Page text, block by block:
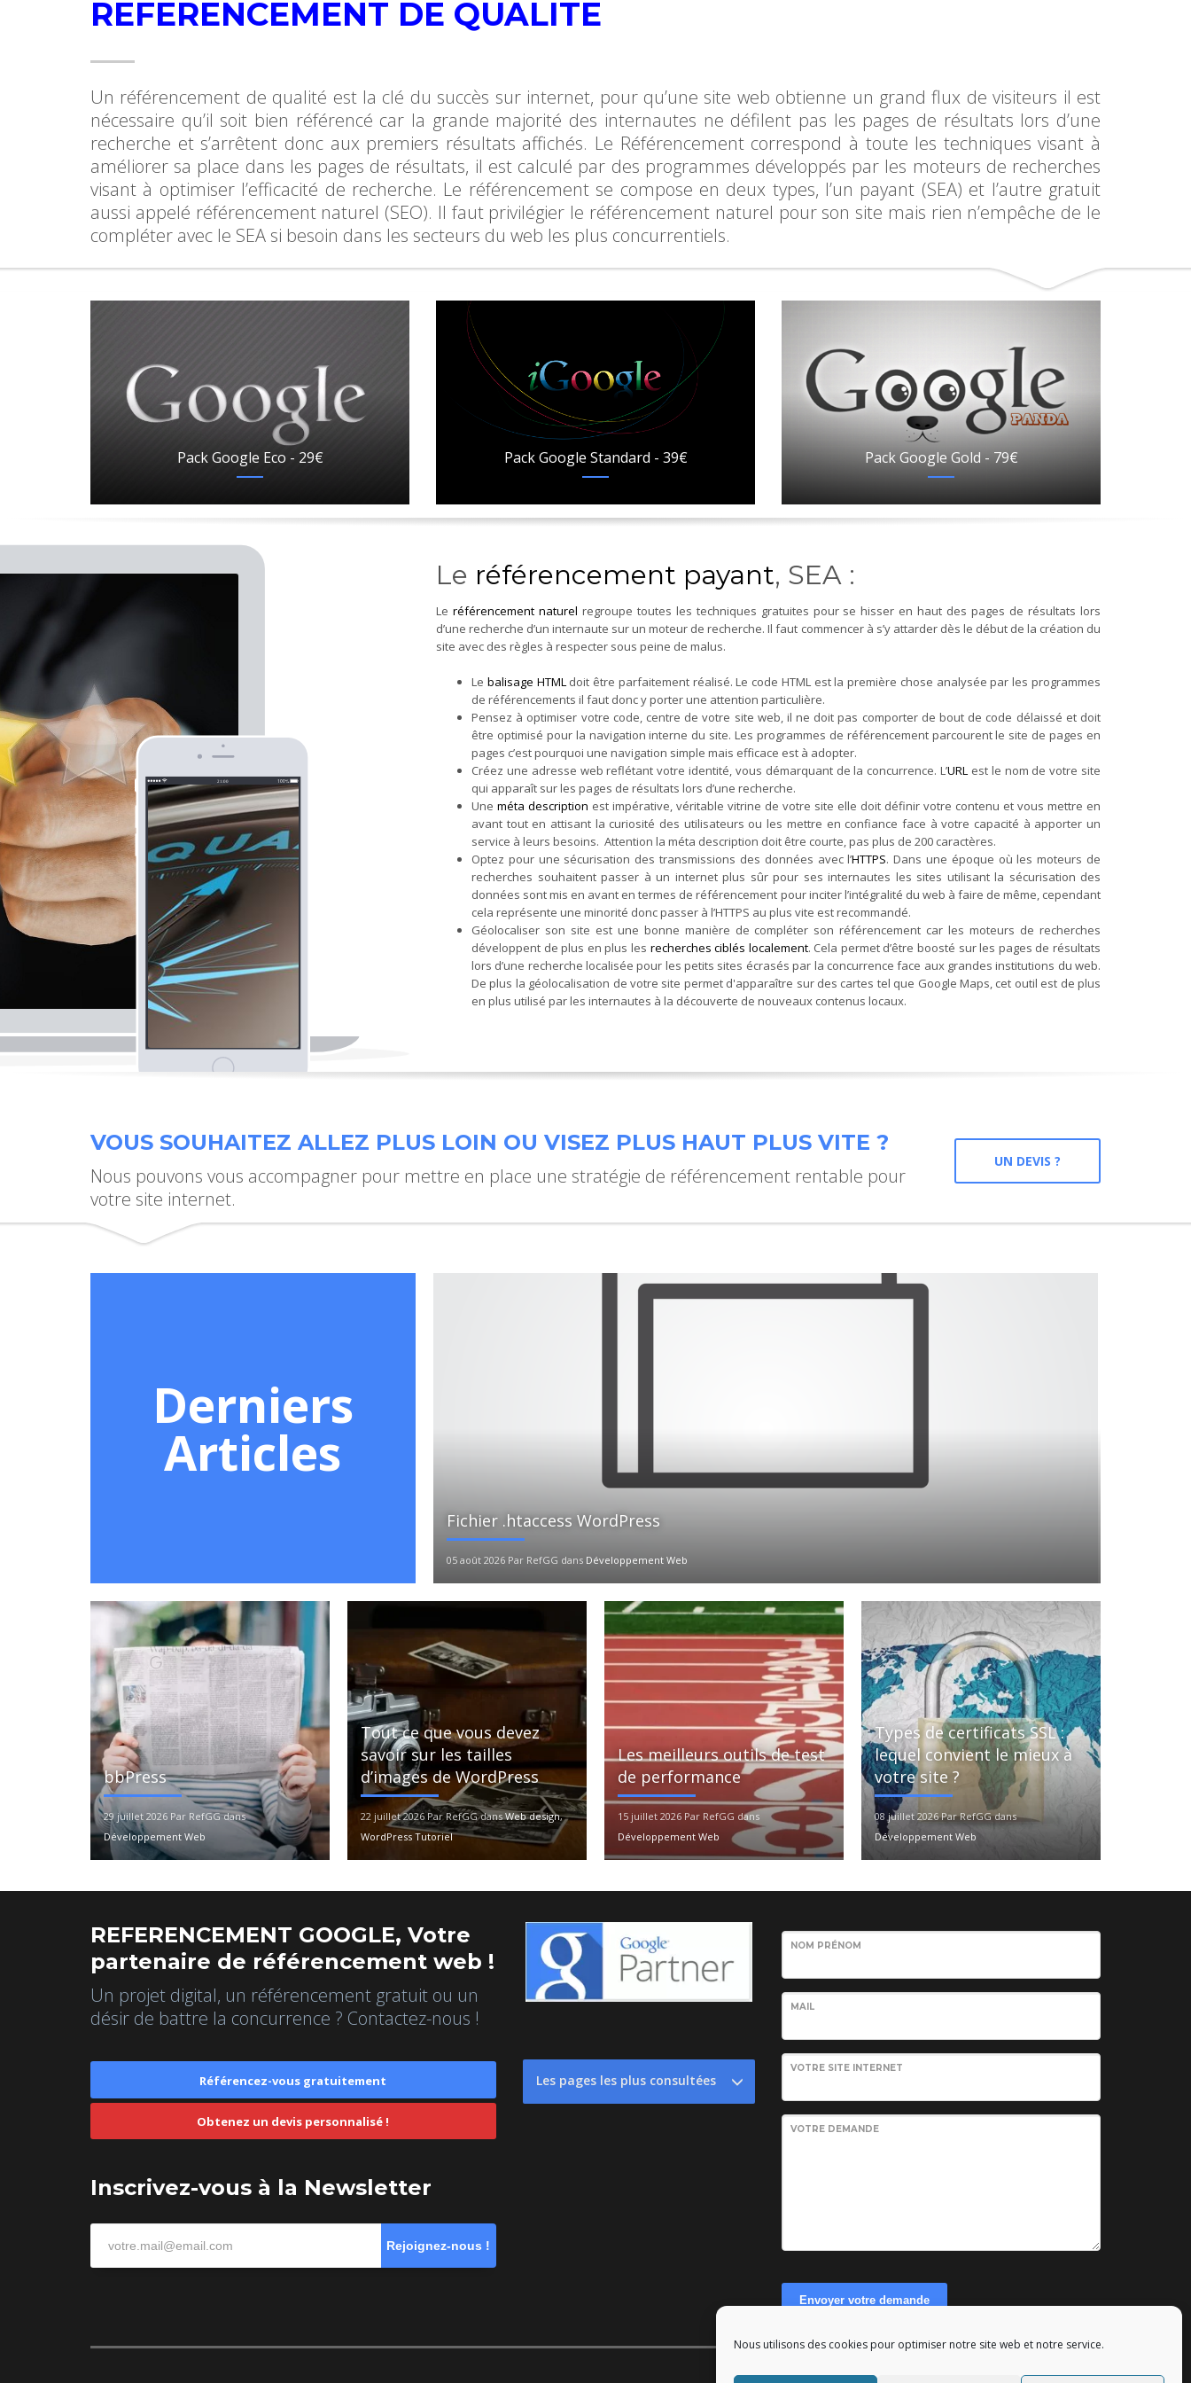
Nous utilisons des cookies pour optimiser notre site web et notre service.
REFERENCEMENT DE QUALITE
Un référencement de qualité est la clé du succès sur internet, pour qu’une site web obtienne un grand flux de visiteurs il est
nécessaire qu’il soit bien référencé car la grande majorité des internautes ne défilent pas les pages de résultats lors d’une
recherche et s’arrêtent donc aux premiers résultats affichés. Le Référencement correspond à toute les techniques visant à
améliorer sa place dans les pages de résultats, il est calculé par des programmes développés par les moteurs de recherches
visant à optimiser l’efficacité de recherche. Le référencement se compose en deux types, l’un payant (SEA) et l’autre gratuit
aussi appelé référencement naturel (SEO). Il faut privilégier le référencement naturel pour son site mais rien n’empêche de le
compléter avec le SEA si besoin dans les secteurs du web les plus concurrentiels.
Pack Google Eco - 29€ Pack Google Standard - 39€ Pack Google Gold - 79€
Le référencement payant, SEA :
Le référencement naturel regroupe toutes les techniques gratuites pour se hisser en haut des pages de résultats lors
d’une recherche d’un internaute sur un moteur de recherche. Il faut commencer à s’y attarder dès le début de la création du
site avec des règles à respecter sous peine de malus.
Le balisage HTMLdoit être parfaitement réalisé. Le code HTML est la première chose analysée par les programmes
de référencements il faut donc y porter une attention particulière.
Pensez à optimiser votre code, centre de votre site web, il ne doit pas comporter de bout de code délaissé et doit
être optimisé pour la navigation interne du site. Les programmes de référencement parcourent le site de pages en
pages c’est pourquoi une navigation simple mais efficace est à adopter.
Créez une adresse web reflétant votre identité, vous démarquant de la concurrence. L’URL est le nom de votre site
qui apparaît sur les pages de résultats lors d’une recherche.
Une méta description est impérative, véritable vitrine de votre site elle doit définir votre contenu et vous mettre en
avant tout en attisant la curiosité des utilisateurs ou les mettre en confiance face à votre capacité à apporter un
service à leurs besoins. Attention la méta description doit être courte, pas plus de 200 caractères.
Optez pour une sécurisation des transmissions des données avec l’HTTPS. Dans une époque où les moteurs de
recherches souhaitent passer à un internet plus sûr pour ses internautes les sites utilisant la sécurisation des
données sont mis en avant en termes de référencement pour inciter l’intégralité du web à faire de même, cependant
cela représente une minorité donc passer à l’HTTPS au plus vite est recommandé.
Géolocaliser son site est une bonne manière de compléter son référencement car les moteurs de recherches
développent de plus en plus les recherches ciblés localement. Cela permet d’être boosté sur les pages de résultats
lors d’une recherche localisée pour les petits sites écrasés par la concurrence face aux grandes institutions du web.
De plus la géolocalisation de votre site permet d'apparaître sur des cartes tel que Google Maps, cet outil est de plus
en plus utilisé par les internautes à la découverte de nouveaux contenus locaux.
VOUS SOUHAITEZ ALLEZ PLUS LOIN OU VISEZ PLUS HAUT PLUS VITE ?
Nous pouvons vous accompagner pour mettre en place une stratégie de référencement rentable pour
votre site internet.
UN DEVIS ?
Derniers
Articles
Fichier .htaccess WordPress
05 août 2026 Par RefGG dans Développement Web
bbPress
29 juillet 2026 Par RefGG dans
Développement Web
Tout ce que vous devez
savoir sur les tailles
d’images de WordPress
22 juillet 2026 Par RefGG dansWeb design,
WordPress Tutoriel
Les meilleurs outils de test
de performance
15 juillet 2026 Par RefGG dans
Développement Web
Types de certificats SSL :
lequel convient le mieux à
votre site ?
08 juillet 2026 Par RefGG dans
Développement Web
REFERENCEMENT GOOGLE, Votre
partenaire de référencement web !
Un projet digital, un référencement gratuit ou un
désir de battre la concurrence ? Contactez-nous !
Référencez-vous gratuitement
Obtenez un devis personnalisé !
Inscrivez-vous à la Newsletter
Rejoignez-nous !
Les pages les plus consultées
NOM PRÉNOM
MAIL
VOTRE SITE INTERNET
VOTRE DEMANDE
Envoyer votre demande